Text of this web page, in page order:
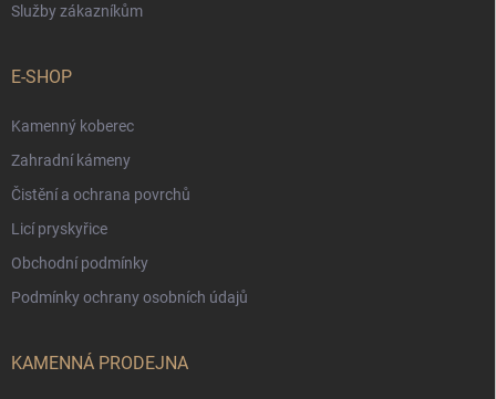
Služby zákazníkům
E-SHOP
Kamenný koberec
Zahradní kámeny
Čistění a ochrana povrchů
Licí pryskyřice
Obchodní podmínky
Podmínky ochrany osobních údajů
KAMENNÁ PRODEJNA